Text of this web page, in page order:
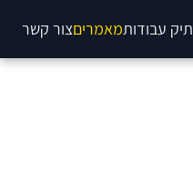
תיק עבודותמאמריםצור קשר